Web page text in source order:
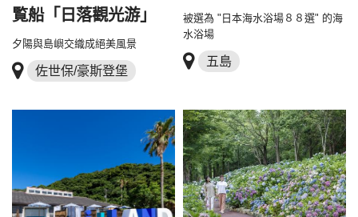
覧船「日落觀光游」
夕陽與島嶼交織成絕美風景
佐世保/豪斯登堡
被選為 "日本海水浴場８８選" 的海
水浴場
五島